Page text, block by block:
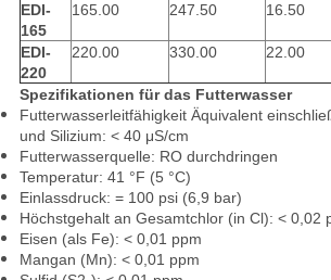
EDI-
165
165.00 247.50 16.50
EDI-
220
220.00 330.00 22.00
Spezifikationen für das Futterwasser
Futterwasserleitfähigkeit Äquivalent
und Silizium: < 40 μS/cm
Futterwasserquelle: RO durchdringen
Temperatur: 41 °F (5 °C)
Einlassdruck: = 100 psi (6,9 bar)
Höchstgehalt an Gesamtchlor (in Cl): < 0,02
Eisen (als Fe): < 0,01 ppm
Mangan (Mn): < 0,01 ppm